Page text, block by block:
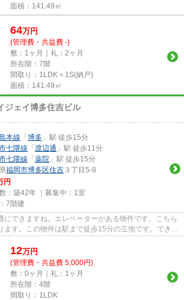
面積：141.49㎡
64万円
(管理費・共益費 -)
敷：1ヶ月｜礼：2ヶ月
所在階：7階
間取り：1LDK＋1S(納戸)
面積：141.49㎡
ジェイ博多住吉ビル
本線 「博多 」駅 徒歩15分
七隈線 「渡辺通 」駅 徒歩11分
七隈線 「薬院 」駅 徒歩15分
福岡市博多区住吉 ３丁目5-8
円
：築42年 ｜募集中： 1室
7階建
にできますね。エレベーターがある物件です。こちら
ます。この物件は駅まで徒歩15分の立地です。できる
め...
12万円
(管理費・共益費 5,000円)
敷：0ヶ月｜礼：1ヶ月
所在階：4階
間取り：1LDK